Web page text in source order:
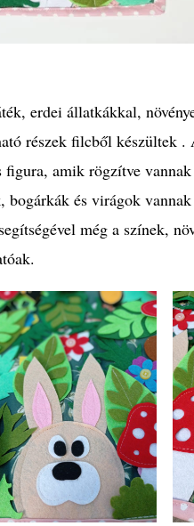
erdei állatkákkal,
részek filcből készültek .
figura, amik rögzítve
és virágok
még a színek,